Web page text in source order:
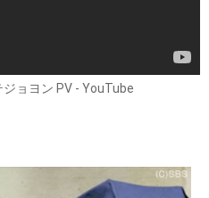
ョヨン PV - YouTube